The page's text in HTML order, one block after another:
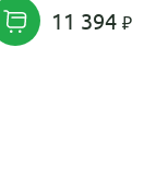
11 394